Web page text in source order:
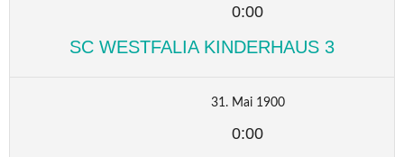
0:00
SC WESTFALIA KINDERHAUS 3
31. Mai 1900
0:00